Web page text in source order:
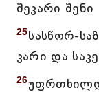
შეკარი
25სასწორ-
კარი და
26